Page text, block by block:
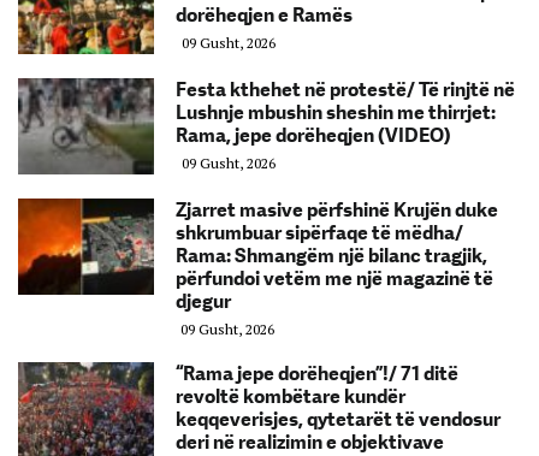
dorëheqjen e Ramës
09 Gusht, 2026
Festa kthehet në protestë/ Të rinjtë në
Lushnje mbushin sheshin me thirrjet:
Rama, jepe dorëheqjen (VIDEO)
09 Gusht, 2026
Zjarret masive përfshinë Krujën duke
shkrumbuar sipërfaqe të mëdha/
Rama: Shmangëm një bilanc tragjik,
përfundoi vetëm me një magazinë të
djegur
09 Gusht, 2026
“Rama jepe dorëheqjen”!/ 71 ditë
revoltë kombëtare kundër
keqqeverisjes, qytetarët të vendosur
deri në realizimin e objektivave